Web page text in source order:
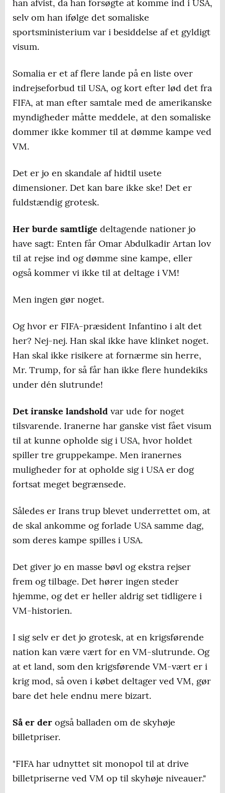
han afvist, da han forsøgte at komme ind i USA,
selv om han ifølge det somaliske
sportsministerium var i besiddelse af et gyldigt
visum.
Somalia er et af flere lande på en liste over
indrejseforbud til USA, og kort efter lød det fra
FIFA, at man efter samtale med de amerikanske
myndigheder måtte meddele, at den somaliske
dommer ikke kommer til at dømme kampe ved
VM.
Det er jo en skandale af hidtil usete
dimensioner. Det kan bare ikke ske! Det er
fuldstændig grotesk.
Her burde samtlige deltagende nationer jo
have sagt: Enten får Omar Abdulkadir Artan lov
til at rejse ind og dømme sine kampe, eller
også kommer vi ikke til at deltage i VM!
Men ingen gør noget.
Og hvor er FIFA-præsident Infantino i alt det
her? Nej-nej. Han skal ikke have klinket noget.
Han skal ikke risikere at fornærme sin herre,
Mr. Trump, for så får han ikke flere hundekiks
under dén slutrunde!
Det iranske landshold var ude for noget
tilsvarende. Iranerne har ganske vist fået visum
til at kunne opholde sig i USA, hvor holdet
spiller tre gruppekampe. Men iranernes
muligheder for at opholde sig i USA er dog
fortsat meget begrænsede.
Således er Irans trup blevet underrettet om, at
de skal ankomme og forlade USA samme dag,
som deres kampe spilles i USA.
Det giver jo en masse bøvl og ekstra rejser
frem og tilbage. Det hører ingen steder
hjemme, og det er heller aldrig set tidligere i
VM-historien.
I sig selv er det jo grotesk, at en krigsførende
nation kan være vært for en VM-slutrunde. Og
at et land, som den krigsførende VM-vært er i
krig mod, så oven i købet deltager ved VM, gør
bare det hele endnu mere bizart.
Så er der også balladen om de skyhøje
billetpriser.
"FIFA har udnyttet sit monopol til at drive
billetpriserne ved VM op til skyhøje niveauer."